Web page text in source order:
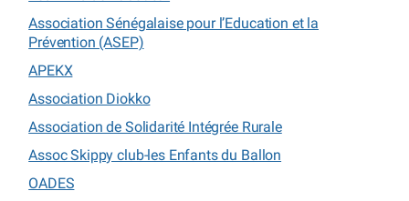
Association Sénégalaise pour l’Education et la
Prévention (ASEP)
APEKX
Association Diokko
Association de Solidarité Intégrée Rurale
Assoc Skippy club-les Enfants du Ballon
OADES